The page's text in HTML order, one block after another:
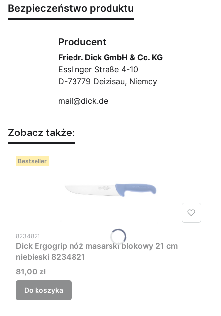
Bezpieczeństwo produktu
Producent
Friedr. Dick GmbH & Co. KG
Esslinger Straße 4-10
D-73779 Deizisau, Niemcy
mail@dick.de
Zobacz także:
Bestseller
Kod produktu
8234821
Dick Ergogrip nóż masarski blokowy 21 cm
niebieski 8234821
Cena
81,00 zł
Do koszyka